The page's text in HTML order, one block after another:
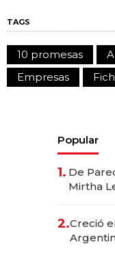
TAGS
10 promesas
Empresas
Popular
1. De
Mirtha
2.Creció